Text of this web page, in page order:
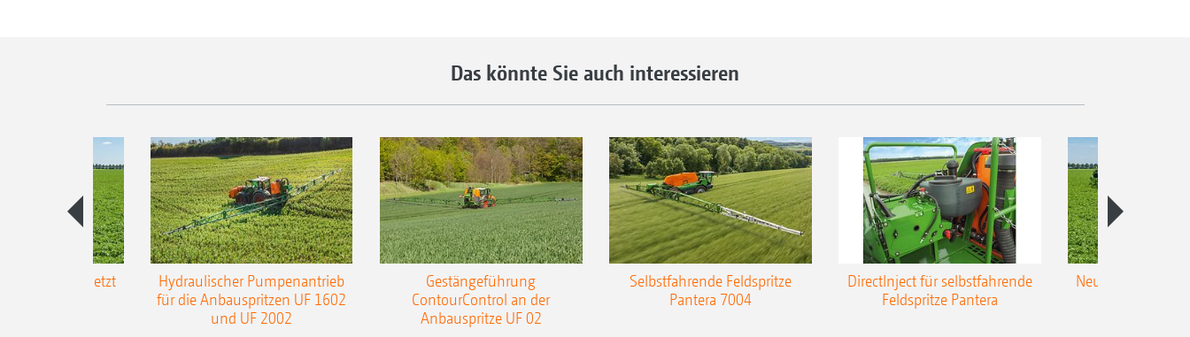
Das könnte Sie auch interessieren
L3-Gestänge jetzt
Hydraulischer Pumpenantrieb
für die Anbauspritzen UF 1602
und UF 2002
Gestängeführung
ContourControl an der
Anbauspritze UF 02
Selbstfahrende Feldspritze
Pantera 7004
DirectInject für selbstfahrende
Feldspritze Pantera
Neue Super-L3-